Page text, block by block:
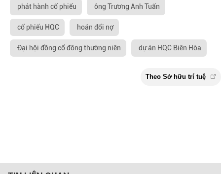
phát hành cổ phiếu ông Trương Anh Tuấn
cổ phiếu HQC hoán đổi nợ
Đại hội đồng cổ đông thường niên dự án HQC Biên Hòa